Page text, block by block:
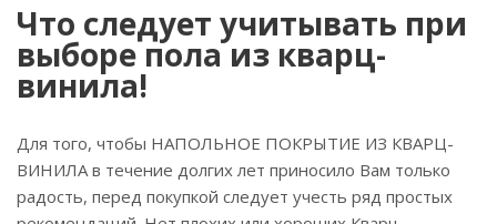
Что следует учитывать при
выборе пола из кварц-
винила!
Для того, чтобы НАПОЛЬНОЕ ПОКРЫТИЕ ИЗ КВАРЦ-
ВИНИЛА в течение долгих лет приносило Вам только
радость, перед покупкой следует учесть ряд простых